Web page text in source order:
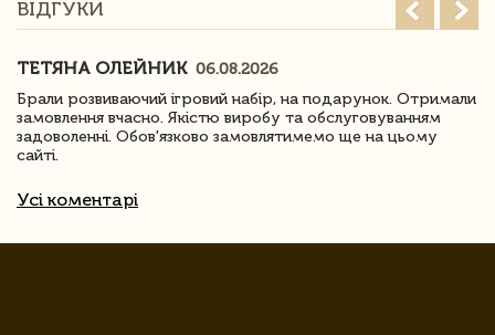
ВІДГУКИ
ТЕТЯНА ОЛЕЙНИК 06.08.2026
Брали розвиваючий ігровий набір, на подарунок. Отримали
замовлення вчасно. Якістю виробу та обслуговуванням
задоволенні. Обов'язково замовлятимемо ще на цьому
сайті.
Усі коментарі